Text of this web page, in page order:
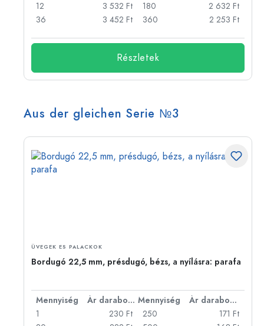
12
3 532 Ft
36
3 452 Ft
180
2 632 Ft
360
2 253 Ft
Részletek
Aus der gleichen Serie №3
ÜVEGEK ES PALACKOK
Bordugó 22,5 mm, présdugó, bézs, a nyílásra: parafa
Mennyiség Ár darabonként Mennyiség
Ár darabonként
1
230 Ft
250
171 Ft